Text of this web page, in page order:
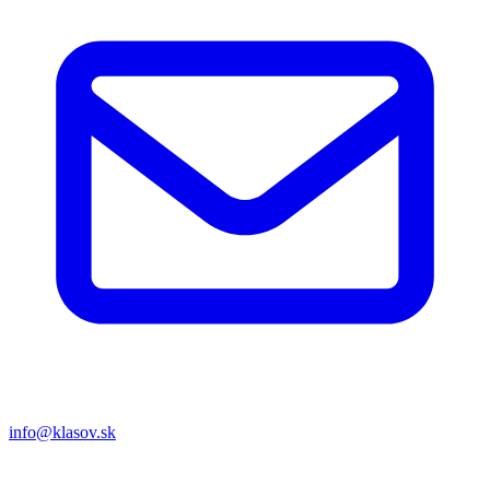
info@klasov.sk